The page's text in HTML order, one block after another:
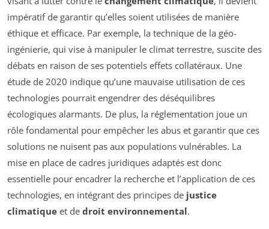
impératif de garantir qu’elles soient utilisées de manière
éthique et efficace. Par exemple, la technique de la géo-
ingénierie, qui vise à manipuler le climat terrestre, suscite des
débats en raison de ses potentiels effets collatéraux. Une
étude de 2020 indique qu’une mauvaise utilisation de ces
technologies pourrait engendrer des déséquilibres
écologiques alarmants. De plus, la réglementation joue un
rôle fondamental pour empêcher les abus et garantir que ces
solutions ne nuisent pas aux populations vulnérables. La
mise en place de cadres juridiques adaptés est donc
essentielle pour encadrer la recherche et l’application de ces
technologies, en intégrant des principes de justice
climatique et de droit environnemental.